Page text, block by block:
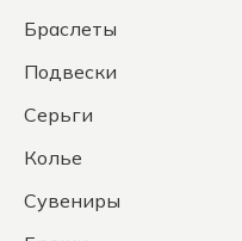
Браслеты
Подвески
Серьги
Колье
Сувениры